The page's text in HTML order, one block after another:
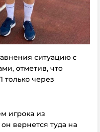
ситуацию с
отметив, что
только через
игрока из
вернется туда на